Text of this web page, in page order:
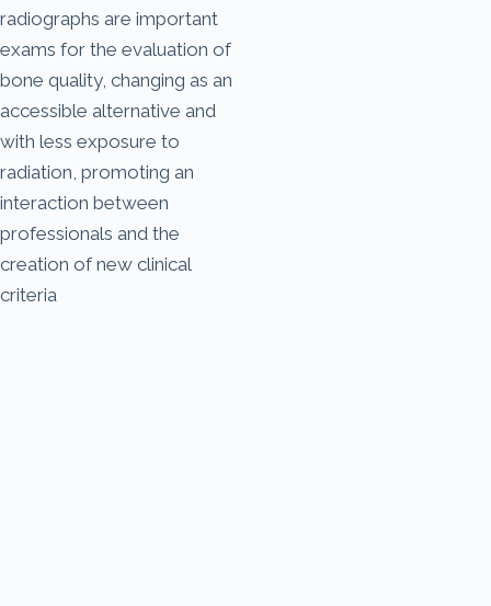
radiographs are important
exams for the evaluation of
bone quality, changing as an
accessible alternative and
with less exposure to
radiation, promoting an
interaction between
professionals and the
creation of new clinical
criteria